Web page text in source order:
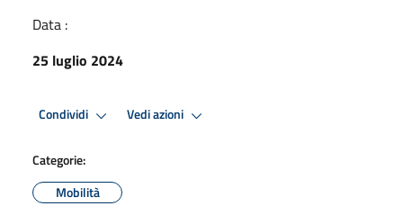
Data :
25 luglio 2024
Condividi Vedi azioni
Categorie:
Mobilità